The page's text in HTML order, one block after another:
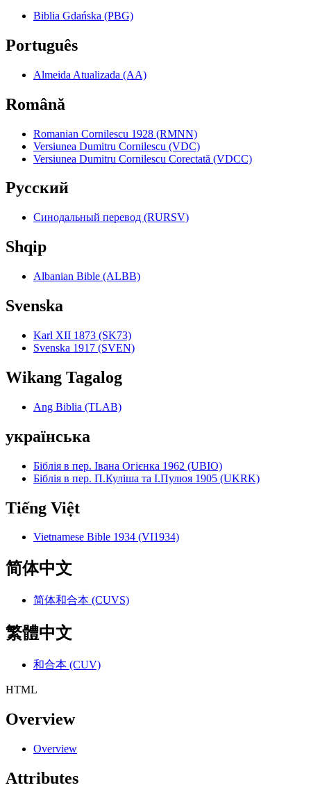
Biblia Gdańska (PBG)
Português
Almeida Atualizada (AA)
Română
Romanian Cornilescu 1928 (RMNN)
Versiunea Dumitru Cornilescu (VDC)
Versiunea Dumitru Cornilescu Corectată (VDCC)
Pyccкий
Синодальный перевод (RURSV)
Shqip
Albanian Bible (ALBB)
Svenska
Karl XII 1873 (SK73)
Svenska 1917 (SVEN)
Wikang Tagalog
Ang Biblia (TLAB)
українська
Біблія в пер. Івана Огієнка 1962 (UBIO)
Біблія в пер. П.Куліша та І.Пулюя 1905 (UKRK)
Tiếng Việt
Vietnamese Bible 1934 (VI1934)
简体中文
简体和合本 (CUVS)
繁體中文
和合本 (CUV)
HTML
Overview
Overview
Attributes